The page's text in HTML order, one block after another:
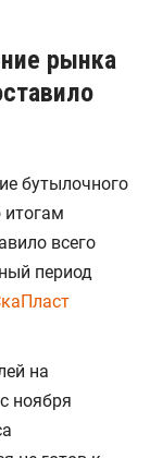
рынка
бутылочного
итогам
всего
период
на
ноября